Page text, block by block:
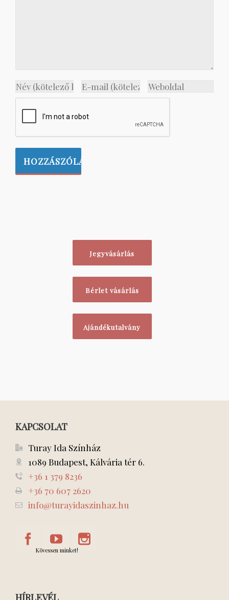
Jegyvásárlás
Bérlet vásárlás
Ajándékutalvány
KAPCSOLAT
Turay Ida Színház
1089 Budapest, Kálvária tér 6.
+36 1 379 8236
+36 70 607 2620
info@turayidaszinhaz.hu
Kövessen minket!
HÍRLEVÉL